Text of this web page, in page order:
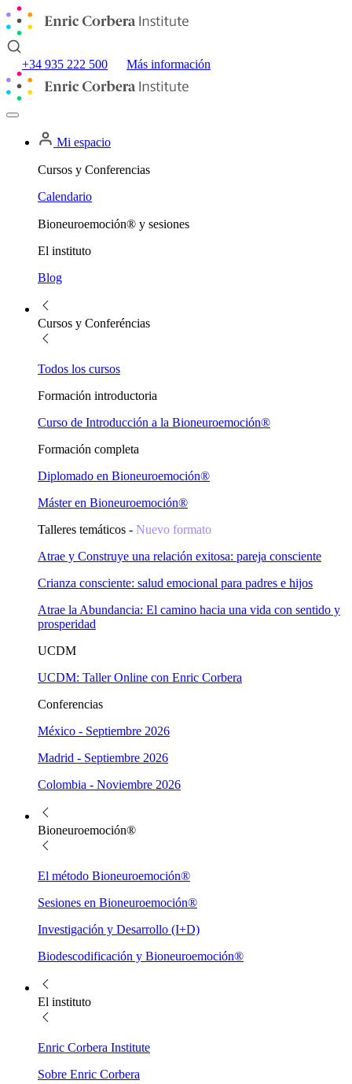
+34 935 222 500 Más información
Mi espacio
Cursos y Conferencias
Calendario
Bioneuroemoción® y sesiones
El instituto
Blog
Cursos y Conferéncias
Todos los cursos
Formación introductoria
Curso de Introducción a la Bioneuroemoción®
Formación completa
Diplomado en Bioneuroemoción®
Máster en Bioneuroemoción®
Talleres temáticos - Nuevo formato
Atrae y Construye una relación exitosa: pareja consciente
Crianza consciente: salud emocional para padres e hijos
Atrae la Abundancia: El camino hacia una vida con sentido y
prosperidad
UCDM
UCDM: Taller Online con Enric Corbera
Conferencias
México - Septiembre 2026
Madrid - Septiembre 2026
Colombia - Noviembre 2026
Bioneuroemoción®
El método Bioneuroemoción®
Sesiones en Bioneuroemoción®
Investigación y Desarrollo (I+D)
Biodescodificación y Bioneuroemoción®
El instituto
Enric Corbera Institute
Sobre Enric Corbera